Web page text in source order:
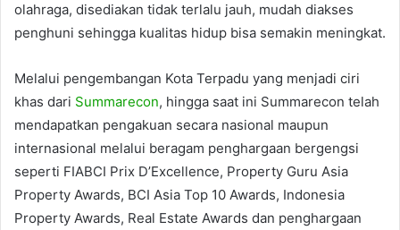
olahraga, disediakan tidak terlalu jauh, mudah diakses
penghuni sehingga kualitas hidup bisa semakin meningkat.
Melalui pengembangan Kota Terpadu yang menjadi ciri
khas dari Summarecon, hingga saat ini Summarecon telah
mendapatkan pengakuan secara nasional maupun
internasional melalui beragam penghargaan bergengsi
seperti FIABCI Prix D’Excellence, Property Guru Asia
Property Awards, BCI Asia Top 10 Awards, Indonesia
Property Awards, Real Estate Awards dan penghargaan